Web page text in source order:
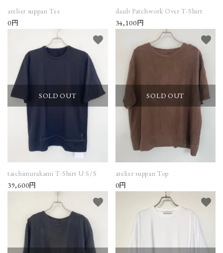
atelier suppan Tee
0円
daub Patchwork Over T-Shirt
34,100円
SOLD OUT
taichimurakami T-Shirt U S/S
39,600円
favorite
SOLD OUT
atelier suppan Top
0円
favorite
favorite favorite